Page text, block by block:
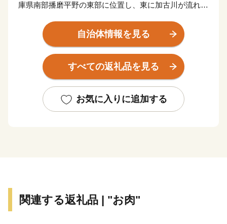
庫県南部播磨平野の東部に位置し、東に加古川が流れ、
な泊として栄えてきました。
西部の日笠山や中央部の竜山などの丘陵地には多くの遺
跡が発見されており、原始・古代の人々の暮らしぶりを
また、高砂は古くから景勝の地であったため、多くの歌
が慶長6年（1601年）に加古川の流れを高砂に導いて加
自治体情報を見る
すべての返礼品を見る
お気に入りに追加する
関連する返礼品 | "お肉"